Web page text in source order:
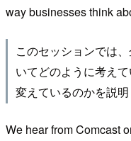
way businesses think
このセッションでは
いてどのように考え
変えているのかを説明
We hear from Comcast